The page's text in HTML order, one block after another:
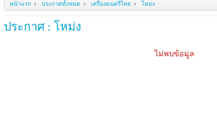
หน้าแรก ประกาศทั้งหมด เครื่องดนตรีไทย โหม่ง
ประกาศ : โหม่ง
ไม่พบข้อมูล